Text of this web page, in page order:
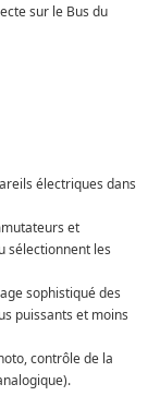
sur le Bus du
électriques dans
et
sélectionnent les
sophistiqué des
puissants et moins
contrôle de la